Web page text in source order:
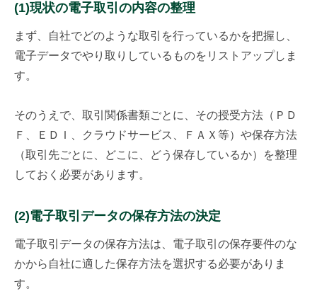
(1)現状の電子取引の内容の整理
まず、自社でどのような取引を行っているかを把握し、
電子データでやり取りしているものをリストアップしま
す。
そのうえで、取引関係書類ごとに、その授受方法（ＰＤ
Ｆ、ＥＤＩ、クラウドサービス、ＦＡＸ等）や保存方法
（取引先ごとに、どこに、どう保存しているか）を整理
しておく必要があります。
(2)電子取引データの保存方法の決定
電子取引データの保存方法は、電子取引の保存要件のな
かから自社に適した保存方法を選択する必要がありま
す。